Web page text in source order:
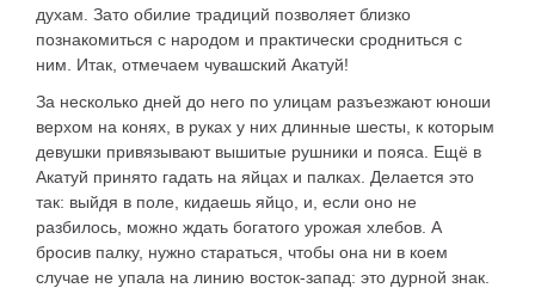
духам. Зато обилие т­радиций позволяет близко
познакомиться с народом и практически сродниться с
ним. Итак, отмечаем чувашский Акатуй!
За несколько дней до него по улицам разъезжают юноши
верхом на конях, в руках у них длинные шесты, к которым
девушки привязывают вышитые рушники и пояса. Ещё в
Акатуй принято гадать на яйцах и палках. Делается это
так: выйдя в поле, кидаешь яйцо, и, если оно не
разбилось, можно ждать богатого урожая хлебов. А
бросив палку, нужно стараться, чтобы она ни в коем
случае не упала на линию восток-запад: это дурной знак.